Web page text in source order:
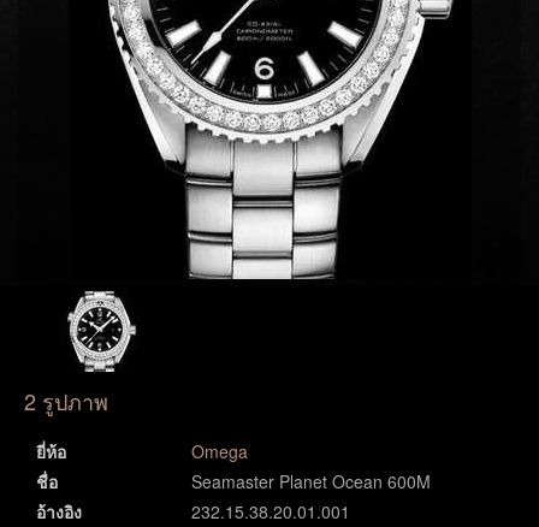
2 รูปภาพ
ยี่ห้อ
Omega
ชื่อ
Seamaster Planet Ocean 600M
อ้างอิง
232.15.38.20.01.001